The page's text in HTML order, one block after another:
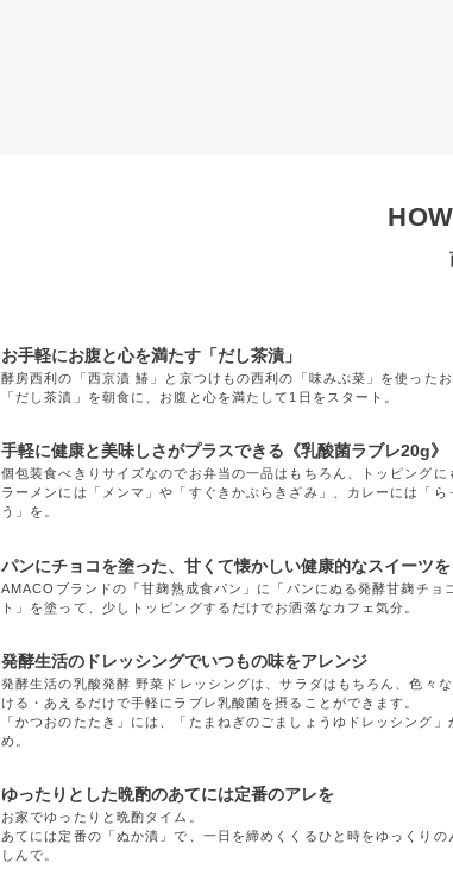
お手軽にお腹と心を満たす「だし茶漬」
酵房西利の「西京漬 鰆」と京つけもの西利の「味みぶ菜」を使った
「だし茶漬」を朝食に、お腹と心を満たして1日をスタート。
手軽に健康と美味しさがプラスできる《乳酸菌ラブレ20g》
個包装食べきりサイズなのでお弁当の一品はもちろん、トッピングに
ラーメンには「メンマ」や「すぐきかぶらきざみ」、カレーには「ら
う」を。
パンにチョコを塗った、甘くて懐かしい健康的なスイーツを
AMACOブランドの「甘麹熟成食パン」に「パンにぬる発酵甘麹チョ
ト」を塗って、少しトッピングするだけでお洒落なカフェ気分。
発酵生活のドレッシングでいつもの味をアレンジ
発酵生活の乳酸発酵 野菜ドレッシングは、サラダはもちろん、色々
ける・あえるだけで手軽にラブレ乳酸菌を摂ることができます。
「かつおのたたき」には、「たまねぎのごましょうゆドレッシング」
め。
ゆったりとした晩酌のあてには定番のアレを
お家でゆったりと晩酌タイム。
あてには定番の「ぬか漬」で、一日を締めくくるひと時をゆっくりの
しんで。